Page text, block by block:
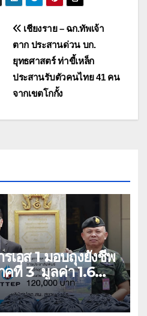
เชียงราย – ฉก.ทัพเจ้า
ตาก ประสานด่วน บก.
ยุทธศาสตร์ ท่าขี้เหล็ก
ประสานรับตัวคนไทย 41 คน
จากเขตโกกั้ง
เอส 1 มอบถุงยังชีพ
ที่ 3 มูลค่า 1.6